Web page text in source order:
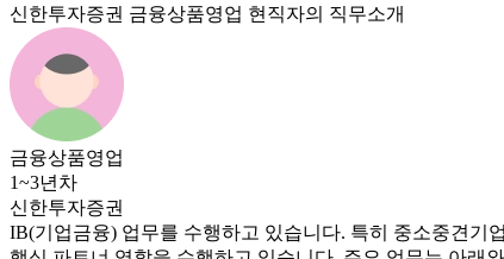
신한투자증권 금융상품영업 현직자의 직무소개
금융상품영업
1~3년차
신한투자증권
IB(기업금융) 업무를 수행하고 있습니다. 특히 중소중견기